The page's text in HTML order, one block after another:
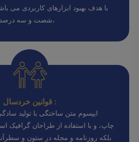
با هدف بهبود ابزارهای کاربردی می
شصت و سه درصد گذشته حال و آینده،
قوانین خردسال :
ایپسوم متن ساختگی با تولید
چاپ، و با استفاده از طراحان گرافیک
بلکه روزنامه و مجله در ستون و